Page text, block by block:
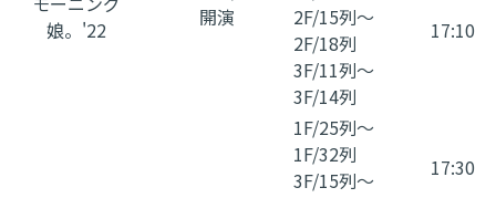
娘。'22
開演
2F/15列～
2F/18列
3F/11列～
3F/14列
17:10
1F/25列～
1F/32列
3F/15列～
17:30